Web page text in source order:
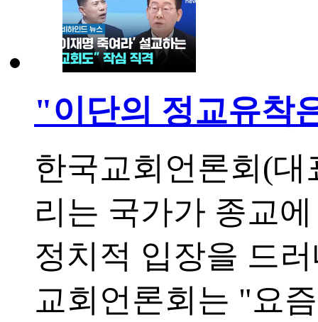
"이단의 정교유착
한국교회언론회(
리는 국가가 종교
정치적 입장을 드
교회언론회는 "요